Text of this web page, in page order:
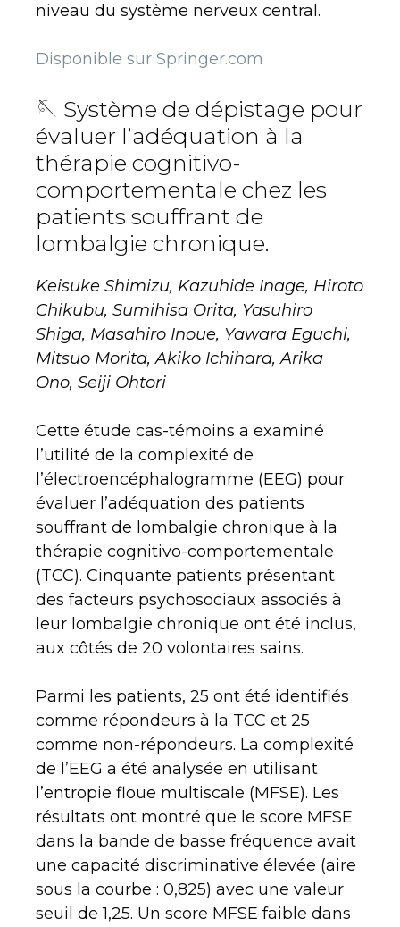
niveau du système nerveux central.
Disponible sur Springer.com
🪡 Système de dépistage pour
évaluer l’adéquation à la
thérapie cognitivo-
comportementale chez les
patients souffrant de
lombalgie chronique.
Keisuke Shimizu, Kazuhide Inage, Hiroto
Chikubu, Sumihisa Orita, Yasuhiro
Shiga, Masahiro Inoue, Yawara Eguchi,
Mitsuo Morita, Akiko Ichihara, Arika
Ono, Seiji Ohtori
Cette étude cas-témoins a examiné
l’utilité de la complexité de
l’électroencéphalogramme (EEG) pour
évaluer l’adéquation des patients
souffrant de lombalgie chronique à la
thérapie cognitivo-comportementale
(TCC). Cinquante patients présentant
des facteurs psychosociaux associés à
leur lombalgie chronique ont été inclus,
aux côtés de 20 volontaires sains.
Parmi les patients, 25 ont été identifiés
comme répondeurs à la TCC et 25
comme non-répondeurs. La complexité
de l’EEG a été analysée en utilisant
l’entropie floue multiscale (MFSE). Les
résultats ont montré que le score MFSE
dans la bande de basse fréquence avait
une capacité discriminative élevée (aire
sous la courbe : 0,825) avec une valeur
seuil de 1,25. Un score MFSE faible dans